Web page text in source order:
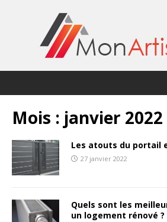
Mois : janvier 2022
Les atouts du portail
27 janvier 2022
Quels sont les
un logement rénové ?